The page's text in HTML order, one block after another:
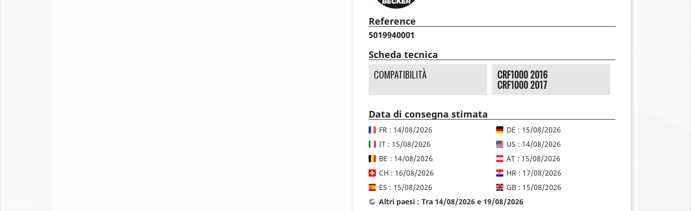
Reference
5019940001
Scheda tecnica
COMPATIBILITÀ CRF1000 2016
CRF1000 2017
Data di consegna stimata
FR : 14/08/2026
DE : 15/08/2026
IT : 15/08/2026
US : 14/08/2026
BE : 14/08/2026
AT : 15/08/2026
CH : 16/08/2026
HR : 17/08/2026
ES : 15/08/2026
GB : 15/08/2026
Altri paesi : Tra 14/08/2026 e 19/08/2026